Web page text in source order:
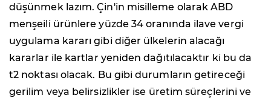
düşünmek lazım. Çin'in misilleme olarak ABD
menşeili ürünlere yüzde 34 oranında ilave vergi
uygulama kararı gibi diğer ülkelerin alacağı
kararlar ile kartlar yeniden dağıtılacaktır ki bu da
t2 noktası olacak. Bu gibi durumların getireceği
gerilim veya belirsizlikler ise üretim süreçlerini ve